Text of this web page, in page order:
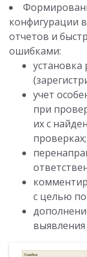
конфигурации
отчетов и
ошибками:
учет
при
их с
проверках;
с целью